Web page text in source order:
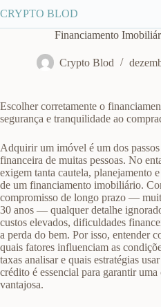
para
CRYPTO BLOD
Financiamento
Crypto Blod
Escolher corretamente o
segurança e tranquilidade ao
Adquirir um imóvel é um dos
financeira de muitas pessoas. No
exigem tanta cautela, planejamento
de um financiamento imobiliário.
compromisso de longo prazo —
30 anos — qualquer detalhe
custos elevados, dificuldades
a perda do bem. Por isso, entender
quais fatores influenciam as
taxas analisar e quais estratégias
crédito é essencial para garantir uma
vantajosa.